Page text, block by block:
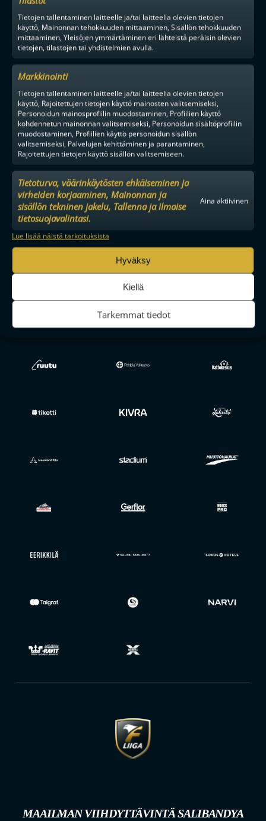
Tietojen tallentaminen laitteelle ja/tai laitteella olevien tietojen
käyttö, Mainonnan tehokkuuden mittaaminen, Sisällön tehokkuuden
mittaaminen, Yleisöjen ymmärtäminen eri lähteistä peräisin olevien
tietojen, tilastojen tai yhdistelmien avulla.
Markkinointi
Tietojen tallentaminen laitteelle ja/tai laitteella olevien tietojen
käyttö, Rajoitettujen tietojen käyttö mainosten valitsemiseksi,
Personoidun mainosprofiilin muodostaminen, Profiilien käyttö
kohdennetun mainonnan valitsemiseksi, Personoidun sisältöprofiilin
muodostaminen, Profiilien käyttö personoidun sisällön
valitsemiseksi, Palvelujen kehittäminen ja parantaminen,
Rajoitettujen tietojen käyttö sisällön valitsemiseen.
Tietoturva, väärinkäytösten ehkäiseminen ja
virheiden korjaaminen, Mainonnan ja
sisällön tekninen jakelu, Tallenna ja ilmaise
tietosuojavalintasi.
Aina aktiivinen
Lue lisää näistä tarkoituksista
Hyväksy
Kiellä
Tarkemmat tiedot
LIIGAN PRESEASON TARJOILEE TUHDIN KATTAUKSEN
HUIPPUVIIHDETTÄ
Saat kirjeen noin kerran kuukaudessa F-liigakauden alusta
ratkaisuhetkiin asti.
F-LIIGANKUMPPANIT
MAAILMAN VIIHDYTTÄVINTÄ SALIBANDYA